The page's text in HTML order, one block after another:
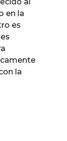
en la
es
la